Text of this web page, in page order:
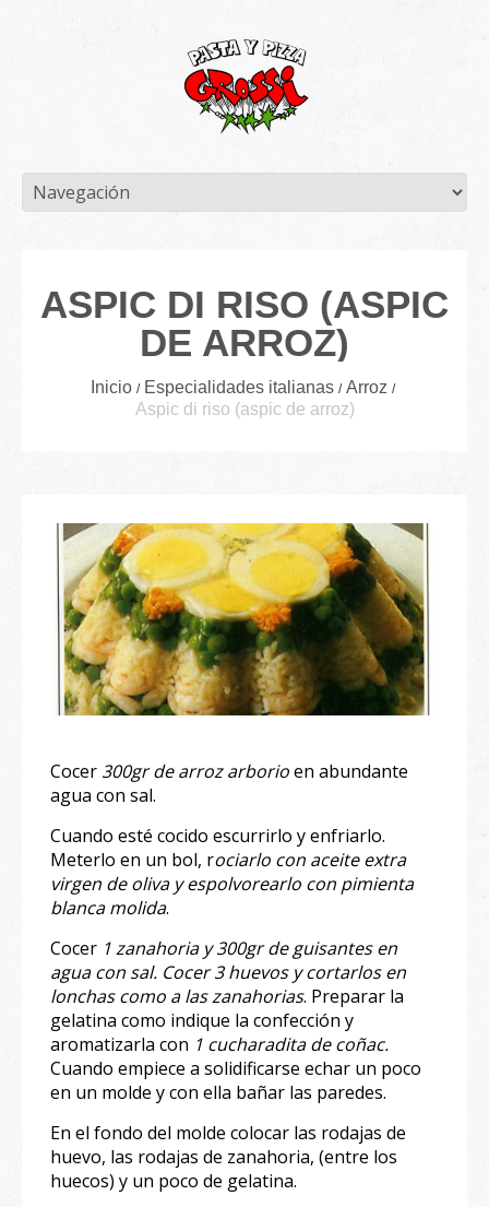
ASPIC DI RISO (ASPIC
DE ARROZ)
Inicio Especialidades italianas
Arroz
Aspic di riso (aspic de arroz)
Cocer 300gr de arroz arborioen abundante
agua con sal.
Cuando esté cocido escurrirlo y enfriarlo.
Meterlo en un bol, rociarlo con aceite extra
virgen de oliva y espolvorearlo con pimienta
blanca molida.
Cocer 1 zanahoria y 300gr de guisantes en
agua con sal. Cocer 3 huevos y cortarlos en
lonchas como a las zanahorias. Preparar la
gelatina como indique la confección y
aromatizarla con 1 cucharadita de coñac.
Cuando empiece a solidificarse echar un poco
en un molde y con ella bañar las paredes.
En el fondo del molde colocar las rodajas de
huevo, las rodajas de zanahoria, (entre los
huecos) y un poco de gelatina.